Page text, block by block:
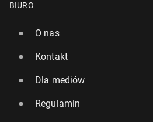
BIURO
O nas
Kontakt
Dla mediów
Regulamin